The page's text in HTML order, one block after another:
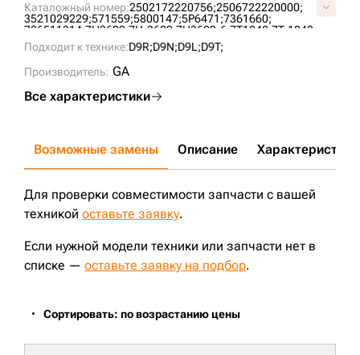
Каталожный номер:2502172220756;2506722220000;
3521029229;571559;5800147;5P6471;7361660;
786511314;7H3609;7H-3609;7H3609-6;7T1248;7T-1248;
9W8328;
CR3876;CR4688;
S01082F0N17;
S0109200N16;S0109200N16-3;
Подходит к технике:D9R;D9N;D9L;D9T;
Производитель: GA
Все характеристики
Возможные замены Описание Характеристики
Для проверки совместимости запчасти с вашей
техникой оставьте заявку.
Если нужной модели техники или запчасти нет в
списке — оставьте заявку на подбор.
Сортировать: по возрастанию цены